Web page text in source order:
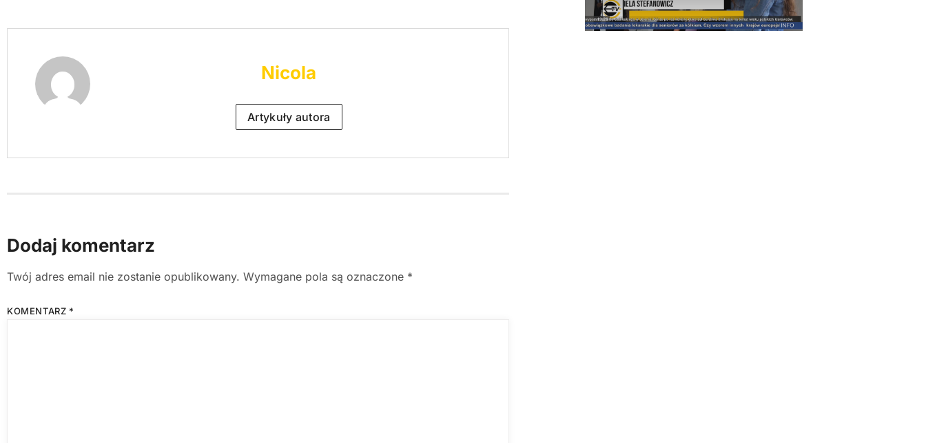
Nicola
Artykuły autora
Dodaj komentarz
Twój adres email nie zostanie opublikowany. Wymagane pola są oznaczone *
KOMENTARZ *